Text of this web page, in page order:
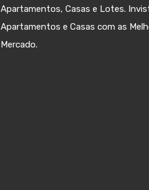
Apartamentos, Casas e Lotes.
Apartamentos e Casas com as
Mercado.